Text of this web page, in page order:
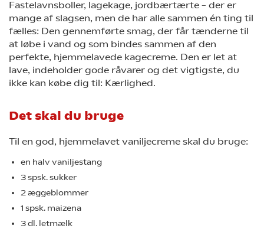
Fastelavnsboller, lagekage, jordbærtærte – der er
mange af slagsen, men de har alle sammen én ting til
fælles: Den gennemførte smag, der får tænderne til
at løbe i vand og som bindes sammen af den
perfekte, hjemmelavede kagecreme. Den er let at
lave, indeholder gode råvarer og det vigtigste, du
ikke kan købe dig til: Kærlighed.
Det skal du bruge
Til en god, hjemmelavet vaniljecreme skal du bruge:
en halv vaniljestang
3 spsk. sukker
2 æggeblommer
1 spsk. maizena
3 dl. letmælk